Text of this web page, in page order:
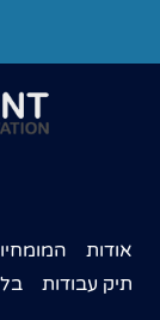
אודות
תיק עבודות